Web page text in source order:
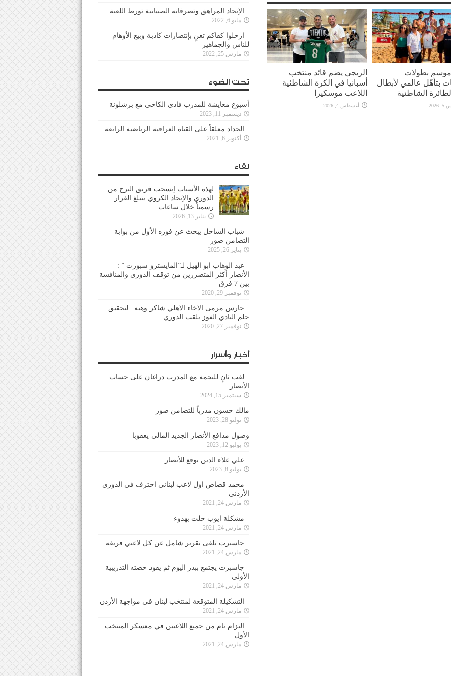
موسم بطولات
بتأهّل عالمي لأبطال
الشاطئية
الريجي يضم قائد منتخب
أسبانيا في الكرة الشاطئية
اللاعب موسكيرا
أغسطس 4, 2026
الإتحاد المراهق وتصرفاته الصبيانية تورط اللعبة
مايو 6, 2022
ارحلوا كفاكم تغنٍ بإنتصارات كاذبة وبيع الأوهام
للناس والجماهير
مارس 25, 2022
تحت الضوء
أسبوع معايشة للمدرب فادي الكاخي مع برشلونة
ديسمبر 11, 2023
الحداد معلقاً على القناة العراقية الرياضية الرابعة
أكتوبر 6, 2021
لقاء
لهذه الأسباب إنسحب فريق البرج من
الدوري والإتحاد الكروي يتبلغ القرار
رسمياً خلال ساعات
يناير 13, 2026
شباب الساحل يبحث عن فوزه الأول من بوابة
التضامن صور
يناير 26, 2025
عبد الوهاب ابو الهيل لـ”المايسترو سبورت ” :
الأنصار أكثر المتضررين من توقف الدوري والمنافسة
بين 7 فرق
نوفمبر 29, 2020
حارس مرمى الاخاء الاهلي شاكر وهبه : لتحقيق
حلم النادي الفوز بلقب الدوري
نوفمبر 27, 2020
أخبار وأسرار
لقب ثانٍ للنجمة مع المدرب دراغان على حساب
الأنصار
سبتمبر 15, 2024
مالك حسون مدرباً للتضامن صور
يوليو 28, 2023
وصول مدافع الأنصار الجديد المالي يعقوبا
يوليو 12, 2023
علي علاء الدين يوقع للأنصار
يوليو 8, 2023
محمد قصاص اول لاعب لبناني احترف في الدوري
الأردني
مارس 24, 2021
مشكلة ايوب حلت بهدوء
مارس 24, 2021
جاسبرت تلقى تقرير شامل عن كل لاعبي فريقه
مارس 24, 2021
جاسبرت يجتمع ببدر اليوم ثم يقود حصته التدريبية
الأولى
مارس 24, 2021
التشكيلة المتوقعة لمنتخب لبنان في مواجهة الأردن
مارس 24, 2021
التزام تام من جميع اللاعبين في معسكر المنتخب
الأول
مارس 24, 2021